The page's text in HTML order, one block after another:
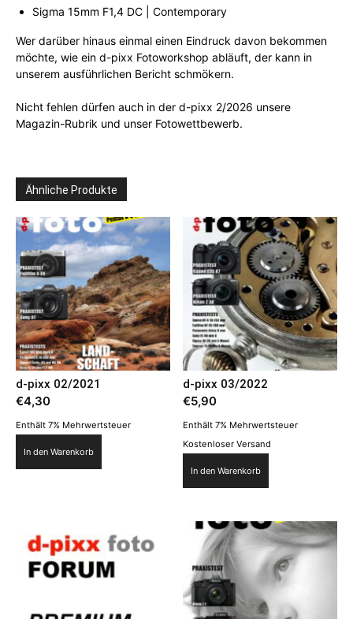
Sigma 15mm F1,4 DC | Contemporary
Wer darüber hinaus einmal einen Eindruck davon bekommen
möchte, wie ein d-pixx Fotoworkshop abläuft, der kann in
unserem ausführlichen Bericht schmökern.
Nicht fehlen dürfen auch in der d-pixx 2/2026 unsere
Magazin-Rubrik und unser Fotowettbewerb.
Ähnliche Produkte
d-pixx 02/2021
€4,30
Enthält 7% Mehrwertsteuer
In den Warenkorb
d-pixx 03/2022
€5,90
Enthält 7% Mehrwertsteuer
Kostenloser Versand
In den Warenkorb